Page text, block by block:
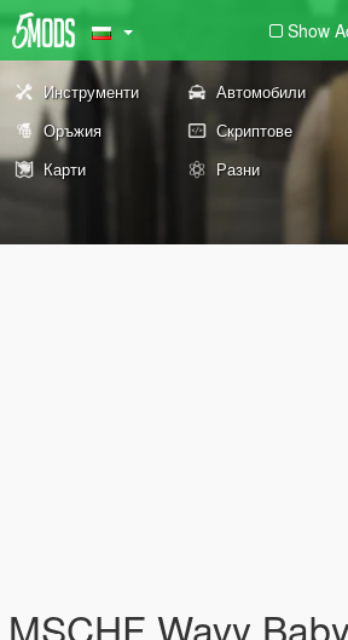
Show
Инструменти Автомобили
Оръжия Скриптове
Карти
Разни
MSCHF Wavy